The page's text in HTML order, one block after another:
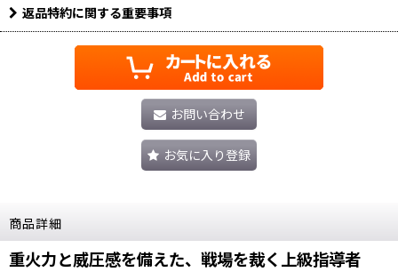
返品特約に関する重要事項
お問い合わせ
お気に入り登録
商品詳細
重火力と威圧感を備えた、戦場を裁く上級指導者